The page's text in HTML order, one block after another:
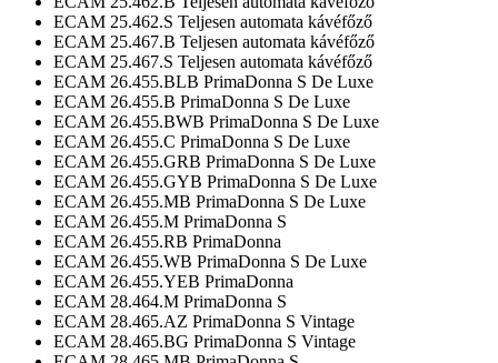
ECAM 25.462.S Teljesen automata kávéfőző
ECAM 25.467.B Teljesen automata kávéfőző
ECAM 25.467.S Teljesen automata kávéfőző
ECAM 26.455.BLB PrimaDonna S De Luxe
ECAM 26.455.B PrimaDonna S De Luxe
ECAM 26.455.BWB PrimaDonna S De Luxe
ECAM 26.455.C PrimaDonna S De Luxe
ECAM 26.455.GRB PrimaDonna S De Luxe
ECAM 26.455.GYB PrimaDonna S De Luxe
ECAM 26.455.MB PrimaDonna S De Luxe
ECAM 26.455.M PrimaDonna S
ECAM 26.455.RB PrimaDonna
ECAM 26.455.WB PrimaDonna S De Luxe
ECAM 26.455.YEB PrimaDonna
ECAM 28.464.M PrimaDonna S
ECAM 28.465.AZ PrimaDonna S Vintage
ECAM 28.465.BG PrimaDonna S Vintage